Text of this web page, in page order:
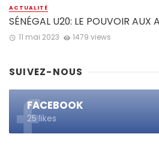
ACTUALITÉ
SÉNÉGAL U20: LE POUVOIR AUX
11 mai 2023 1479 views
SUIVEZ-NOUS
FACEBOOK
25 likes